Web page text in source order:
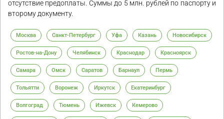
отсутствие предоплаты. Суммы до 5 млн. рублей по паспорту и
второму документу.
Москва Санкт-Петербург Уфа Казань Новосибирск
Ростов-на-Дону Челябинск Краснодар Красноярск
Самара Омск Саратов Барнаул Пермь
Тольятти Воронеж Иркутск Екатеринбург
Волгоград Тюмень Ижевск Кемерово